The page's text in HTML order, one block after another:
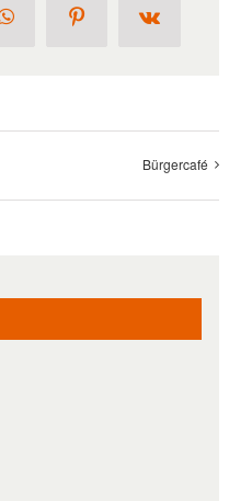
WhatsAppPinterestVk
Bürgercafé